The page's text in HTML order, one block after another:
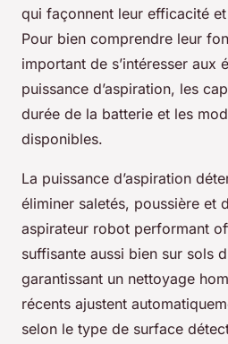
qui façonnent leur efficacité
Pour bien comprendre leur
important de s’intéresser aux
puissance d’aspiration, les
durée de la batterie et les
disponibles.
La puissance d’aspiration
éliminer saletés, poussière et
aspirateur robot performant
suffisante aussi bien sur sols
garantissant un nettoyage
récents ajustent
selon le type de surface